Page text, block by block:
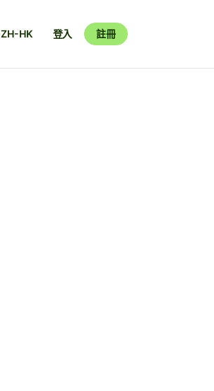
ZH-HK 登入 註冊